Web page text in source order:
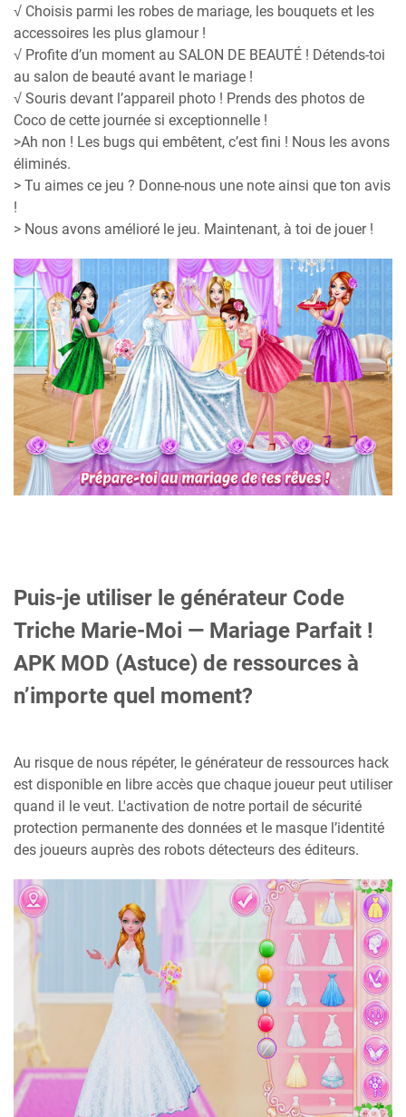
√ Choisis parmi les robes de mariage, les bouquets et les
accessoires les plus glamour !
√ Profite d’un moment au SALON DE BEAUTÉ ! Détends-toi
au salon de beauté avant le mariage !
√ Souris devant l’appareil photo ! Prends des photos de
Coco de cette journée si exceptionnelle !
>Ah non ! Les bugs qui embêtent, c’est fini ! Nous les avons
éliminés.
> Tu aimes ce jeu ? Donne-nous une note ainsi que ton avis
!
> Nous avons amélioré le jeu. Maintenant, à toi de jouer !
Puis-je utiliser le générateur Code
Triche Marie-Moi — Mariage Parfait !
APK MOD (Astuce) de ressources à
n’importe quel moment?
Au risque de nous répéter, le générateur de ressources hack
est disponible en libre accès que chaque joueur peut utiliser
quand il le veut. L'activation de notre portail de sécurité
protection permanente des données et le masque l’identité
des joueurs auprès des robots détecteurs des éditeurs.